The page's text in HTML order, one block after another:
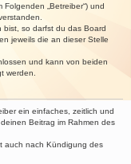
„Betreiber“) und
bist, so darfst du das Board
jeweils die an dieser Stelle
und kann von beiden
werden.
ein einfaches, zeitlich und
Beitrag im Rahmen des
auch nach Kündigung des